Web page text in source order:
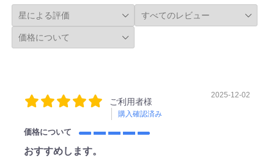
ご利用者様
購入確認済み
2025-12-02
価格について
おすすめします。